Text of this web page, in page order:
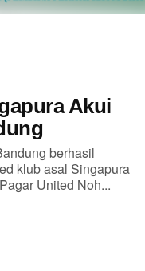
Akui
berhasil
klub asal Singapura
United Noh...